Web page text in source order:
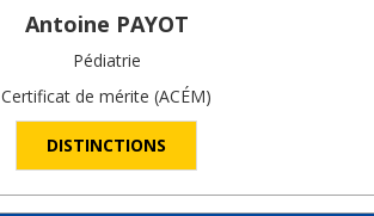
Antoine PAYOT
Pédiatrie
Certificat de mérite (ACÉM)
DISTINCTIONS